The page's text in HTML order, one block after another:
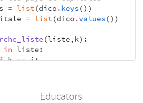
= list (dico . keys ())
= list (dico . values ())
(liste , k):
in liste :
k == i:
pays2 ):
items():
Educators